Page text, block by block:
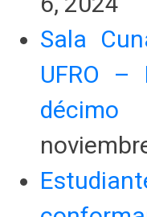
Sala
UFRO –